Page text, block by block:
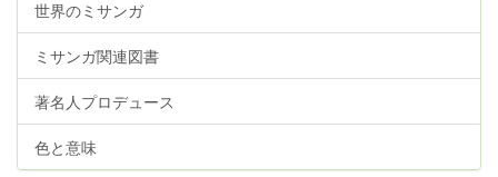
世界のミサンガ
ミサンガ関連図書
著名人プロデュース
色と意味